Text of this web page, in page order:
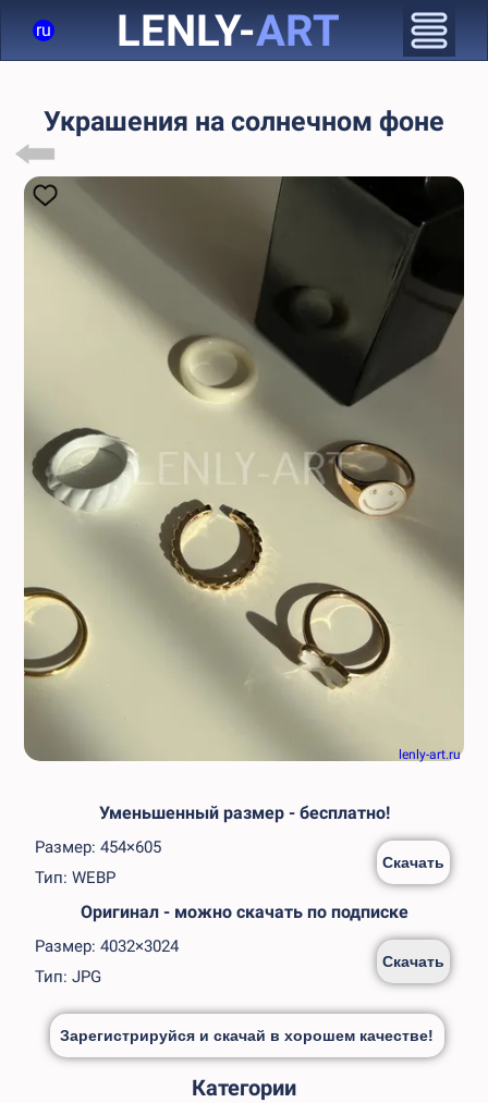
ru LENLY-ART
Украшения на солнечном фоне
lenly-art.ru
Уменьшенный размер - бесплатно!
Размер: 454×605
Тип: WEBP
Скачать
Оригинал - можно скачать по подписке
Размер: 4032×3024
Тип: JPG
Скачать
Зарегистрируйся и скачай в хорошем качестве!
Категории